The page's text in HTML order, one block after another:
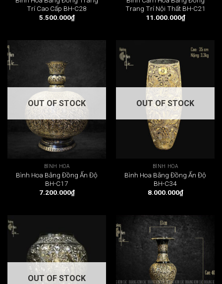
Trí Cao Cấp BH-C28
5.500.000₫
Trang Trí Nội Thất BH-C21
11.000.000₫
OUT OF STOCK
BÌNH HOA
Bình Hoa Bằng Đồng Ấn Độ
BH-C17
7.200.000₫
OUT OF STOCK
BÌNH HOA
Bình Hoa Bằng Đồng Ấn Độ
BH-C34
8.000.000₫
OUT OF STOCK